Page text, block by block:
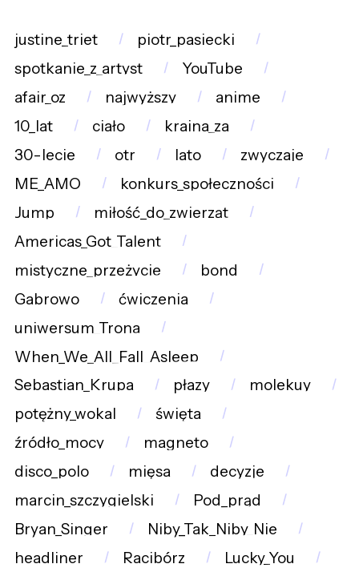
justine_triet
piotr_pasiecki
spotkanie_z_artyst
YouTube
afair_oz
najwyższy
anime
10_lat
ciało
kraina_za
30-lecie
otr lato
zwyczaje
ME_AMO
konkurs_społeczności
Jump
miłość_do_zwierząt
Americas_Got_Talent
mistyczne_przeżycie
bond
Gabrowo
ćwiczenia
uniwersum_Trona
When_We_All_Fall_Asleep
Sebastian_Krupa
płazy
molekuy
potężny_wokal
święta
źródło_mocy
magneto
disco_polo
mięsa
decyzje
marcin_szczygielski
Pod_prąd
Bryan_Singer
Niby_Tak_Niby_Nie
headliner
Racibórz
Lucky_You